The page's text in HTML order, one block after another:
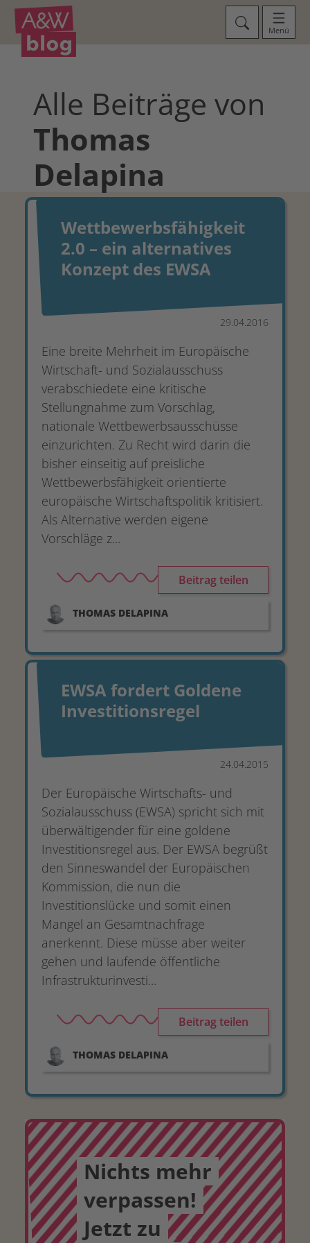
Menü
Alle Beiträge von
Thomas
Delapina
Wettbewerbsfähigkeit
2.0 – ein alternatives
Konzept des EWSA
Eine breite Mehrheit im Europäisch e
Wirtschaft- und Sozialausschuss
verabschiedete eine kritische
Stellungnahm e zum Vorschlag,
nationale Wettbewerbsa usschüsse
einzurichten. Zu Recht wird darin die
bisher einseitig auf preisliche
Wettbewerbsfähigkeit orientierte
europäische Wirtschaftspolitik kritisiert.
Als Alternative werden eigene
Vorschläge z...
Beitrag teilen
THOMAS DELAPINA
29.04.2016
EWSA fordert Goldene
Investitionsregel
Der Europäische Wirtschafts- und
Sozialausschuss (EWSA) spricht sich mit
überwältigender für eine goldene
Investitionsregel aus. Der EWSA begrüßt
den Sinneswandel der Europäischen
Kommission, die nun die
Investitionslücke und somit einen
Mangel an Gesamtnachfrage
anerkennt. Diese müsse aber weiter
gehen und laufende öffentliche
Infrastrukturinvesti...
Beitrag teilen
THOMAS DELAPINA
24.04.2015
Nichts mehr
verpassen!
Jetzt zu